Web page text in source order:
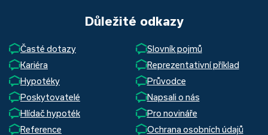
Důležité odkazy
Časté dotazy
Slovník pojmů
Kariéra
Reprezentativní příklad
Hypotéky
Průvodce
Poskytovatelé
Napsali o nás
Hlídač hypoték
Pro novináře
Reference
Ochrana osobních údajů